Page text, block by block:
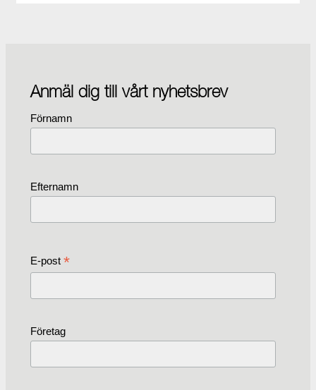
Anmäl dig till vårt nyhetsbrev
Förnamn
Efternamn
E-post *
Företag